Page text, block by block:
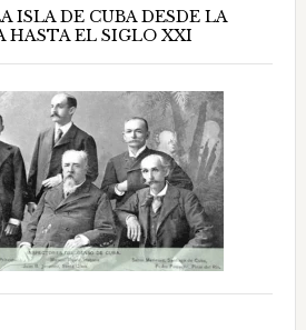
ISLA DE CUBA DESDE LA
HASTA EL SIGLO XXI